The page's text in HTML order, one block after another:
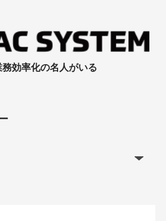
務効率化の名人がいる